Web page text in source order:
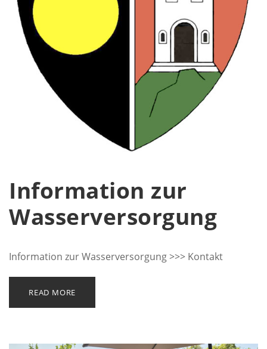
Information zur
Wasserversorgung
Information zur Wasserversorgung >>> Kontakt
READ MORE